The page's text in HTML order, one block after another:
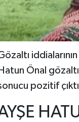
Hatun Önal
pozitif çıktı